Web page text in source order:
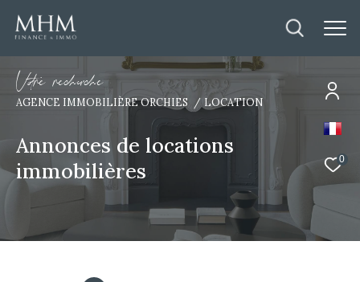
0
Vore recece
AGENCE IMMOBILIÈRE ORCHIES LOCATION
Annonces de locations
immobilières